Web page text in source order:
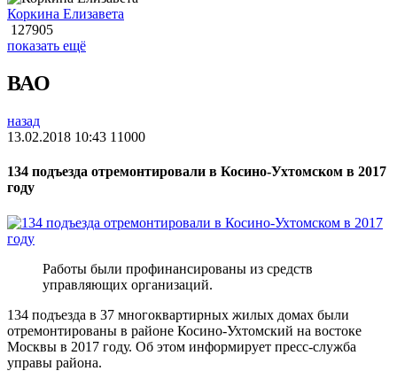
Коркина Елизавета
127905
показать ещё
ВАО
назад
13.02.2018 10:43 11000
134 подъезда отремонтировали в Косино-Ухтомском в 2017
году
Работы были профинансированы из средств
управляющих организаций.
134 подъезда в 37 многоквартирных жилых домах были
отремонтированы в районе Косино-Ухтомский на востоке
Москвы в 2017 году. Об этом информирует пресс-служба
управы района.